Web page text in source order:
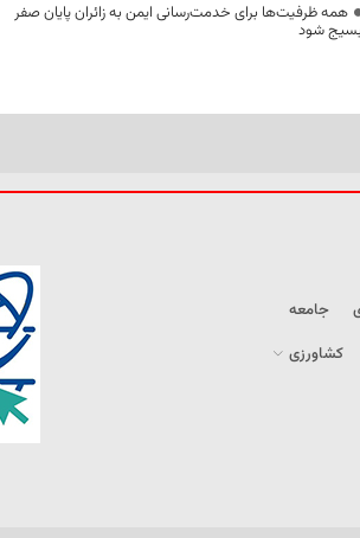
همه ظرفیت‌ها برای خدمت‌رسانی ایمن به زائران پایان صفر
بسیج شود
جامعه
کشاورزی